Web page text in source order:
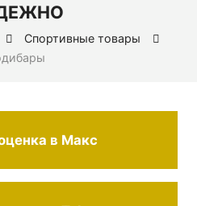
Спортивные товары
в Макс